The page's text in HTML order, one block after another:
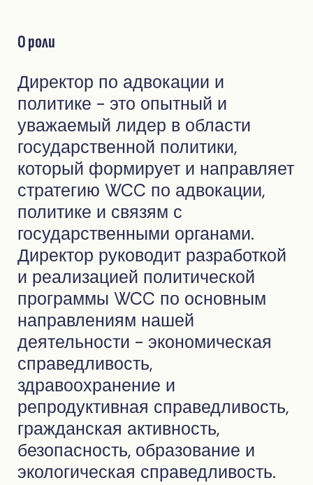
О роли
Директор по адвокации и
политике - это опытный и
уважаемый лидер в области
государственной политики,
который формирует и направляет
стратегию WCC по адвокации,
политике и связям с
государственными органами.
Директор руководит разработкой
и реализацией политической
программы WCC по основным
направлениям нашей
деятельности - экономическая
справедливость,
здравоохранение и
репродуктивная справедливость,
гражданская активность,
безопасность, образование и
экологическая справедливость.